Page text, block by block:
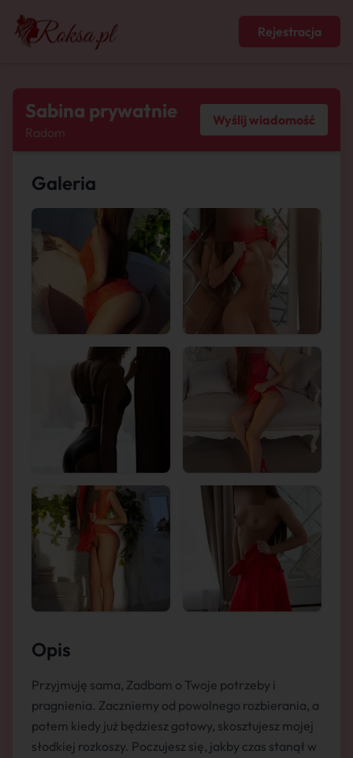
Rejestracja
Sabina prywatnie
Radom
Wyślij wiadomość
Galeria
Opis
Przyjmuję sama, Zadbam o Twoje potrzeby i
pragnienia. Zaczniemy od powolnego rozbierania, a
potem kiedy już będziesz gotowy, skosztujesz mojej
słodkiej rozkoszy. Poczujesz się, jakby czas stanął w